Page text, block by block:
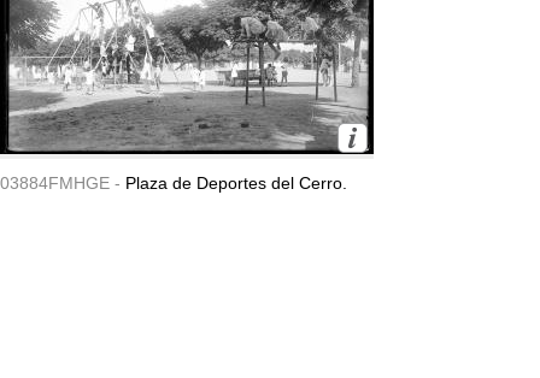
03884FMHGE - Plaza de Deportes del Cerro.